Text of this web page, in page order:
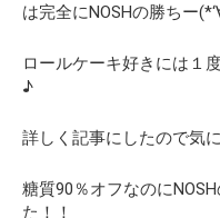
は完全にNOSHの勝ちー
ロールケーキ好きには１
♪
詳しく記事にしたので気
糖質90％オフなのに
た！！